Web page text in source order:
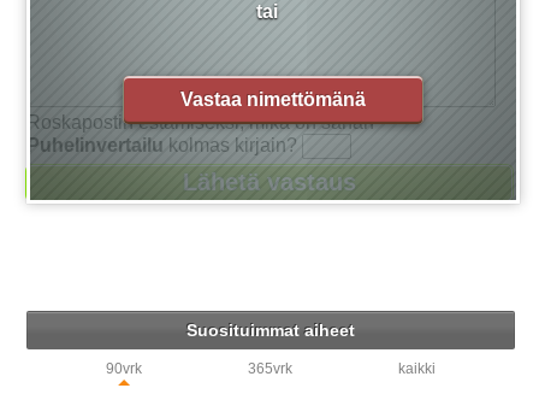
tai
Vastaa nimettömänä
Roskapostin estämiseksi, mikä on sanan
Puhelinvertailu kolmas kirjain?
Suosituimmat aiheet
90vrk 365vrk kaikki